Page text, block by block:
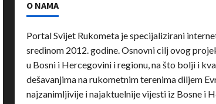
O NAMA
Portal Svijet Rukometa je specijalizirani
sredinom 2012. godine. Osnovni cilj ovog
u Bosni i Hercegovini i regionu, na što bolji i
dešavanjima na rukometnim terenima diljem
najzanimljivije i najaktuelnije vijesti iz Bosne i